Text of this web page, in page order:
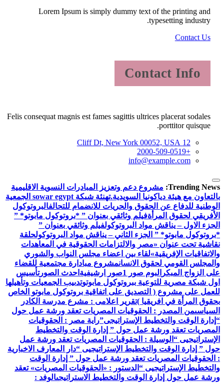
Lorem Ipsum is simply dummy text of the printing and
typesetting industry.
Contact Us
Contact Info
Felis consequat magnis est fames sagittis ultrices placerat sodales
porttitor quisque.
12 Cliff Dt, New York 00052, USA
+2000-509-0519
info@example.com
Trending News: مشروع دعم وتعزيز المبادرات النسوية الاقليمية
بالتعاون مع هيئة دياكونيا السويدية.
تهنئة شبكة sowar egypt الجمعية
الوطنية للدفاع عن الحقوق والحريات للانضمام للتحالفالبروتوكول
الأفريقي لحقوق المرأةفيلم وثائقي بعنوان ” *بروتوكول مابوتو* ”
الجزء الاول – يناقش مواد البروتوكولفيلم وثائقي بعنوان ”
*بروتوكول مابوتو* ” الجزء الثاني – يناقش مواد البروتوكولحلقة
نقاشية تحت عنوان «مصر والالتزامات الحقوقية في المعاهدات
والاتفاقيات الإفريقية»لقاء بين اعضاء مجلس النواب والشوري
والمجلس القومي لحقوق الانسانمشروع مبادارة مجتمعية للقضاء
على الزواج المبكر البوم صور 1 صور ارشيفية احدث الصورتأسيس
اول شبكة مصرية للتوعية ببروتوكول مابوتوتدىيب الجمعيات وتأهيلها
للعمل على مشروع ( التصديق على اتفاقية بروتوكول مابوتو الخاص
بحقوق المرأة في افريقيا )تقرير اعلامى : مشرع مدرسة الكادر
السياسىمن المصدر : الحقوقيات المصريات تعقد ورشة عمل حول
“إدارة الوقت والتخطيط الإستراتيجى”راية مصر : الحقوقيات
المصريات تعقد ورشة عمل حول ” إدارة الوقت والتخطيط
الإستراتيجيى “ الوسيلة : الحقوقيات المصريات تعقد ورشة عمل
حول ” إدارة الوقت والتخطيط الإستراتيجيى “دار المعارف الاخبارية
: الحقوقيات المصريات تعقد ورشة عمل حول ” إدارة الوقت
والتخطيط الإستراتيجيى “ الدستور : «الحقوقيات المصريات» تعقد
ورشة عمل حول إدارة الوقت والتخطيط الاستراتيجىالوفد :